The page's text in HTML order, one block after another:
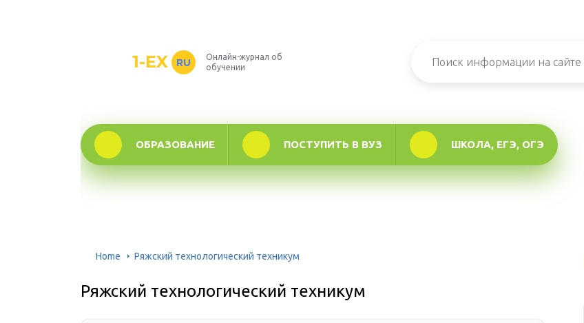
1-EX RU
Онлайн-журнал об
обучении
ОБРАЗОВАНИЕ ПОСТУПИТЬ В ВУЗ ШКОЛА, ЕГЭ, ОГЭ
Home Ряжский технологический техникум
Ряжский технологический техникум